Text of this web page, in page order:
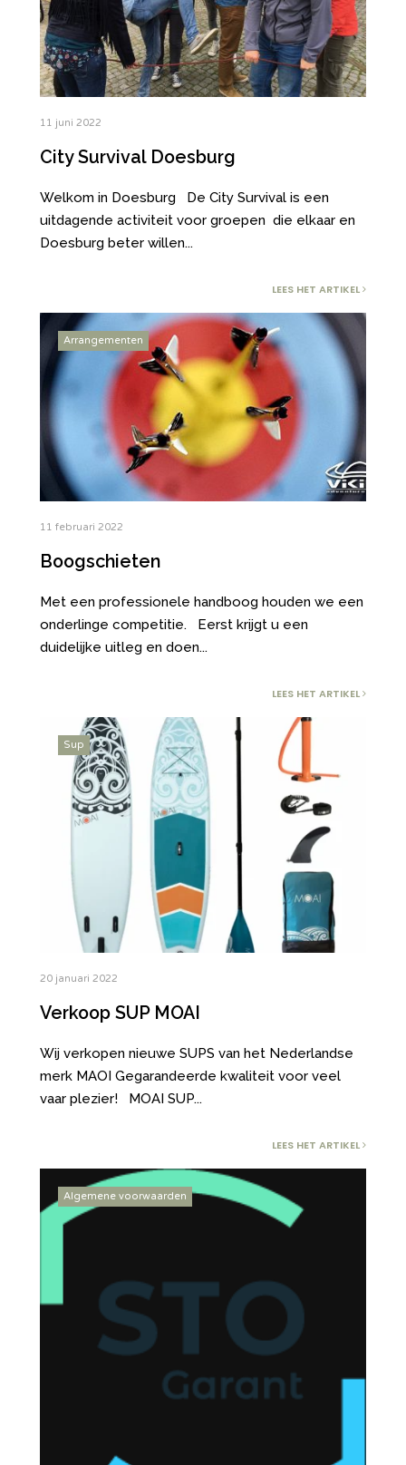
11 juni 2022
City Survival Doesburg
Welkom in Doesburg De City Survival is een
uitdagende activiteit voor groepen die elkaar en
Doesburg beter willen...
LEES HET ARTIKEL
Arrangementen
11 februari 2022
Boogschieten
Met een professionele handboog houden we een
onderlinge competitie. Eerst krijgt u een
duidelijke uitleg en doen...
LEES HET ARTIKEL
Sup
20 januari 2022
Verkoop SUP MOAI
Wij verkopen nieuwe SUPS van het Nederlandse
merk MAOI Gegarandeerde kwaliteit voor veel
vaar plezier! MOAI SUP...
LEES HET ARTIKEL
Algemene voorwaarden